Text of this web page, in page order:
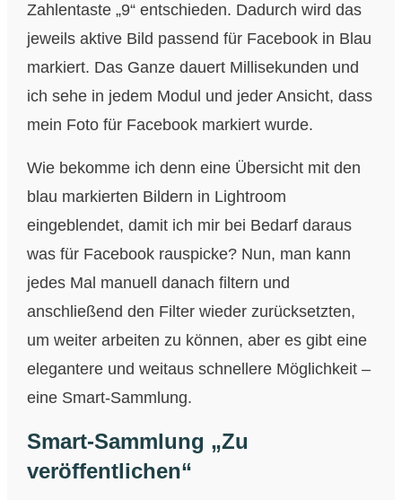
Zahlentaste „9“ entschieden. Dadurch wird das
jeweils aktive Bild passend für Facebook in Blau
markiert. Das Ganze dauert Millisekunden und
ich sehe in jedem Modul und jeder Ansicht, dass
mein Foto für Facebook markiert wurde.
Wie bekomme ich denn eine Übersicht mit den
blau markierten Bildern in Lightroom
eingeblendet, damit ich mir bei Bedarf daraus
was für Facebook rauspicke? Nun, man kann
jedes Mal manuell danach filtern und
anschließend den Filter wieder zurücksetzten,
um weiter arbeiten zu können, aber es gibt eine
elegantere und weitaus schnellere Möglichkeit –
eine Smart-Sammlung.
Smart-Sammlung „Zu
veröffentlichen“